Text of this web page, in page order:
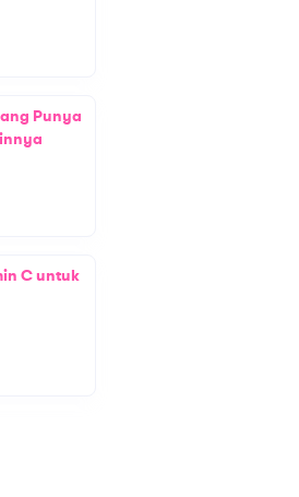
Punya
C untuk